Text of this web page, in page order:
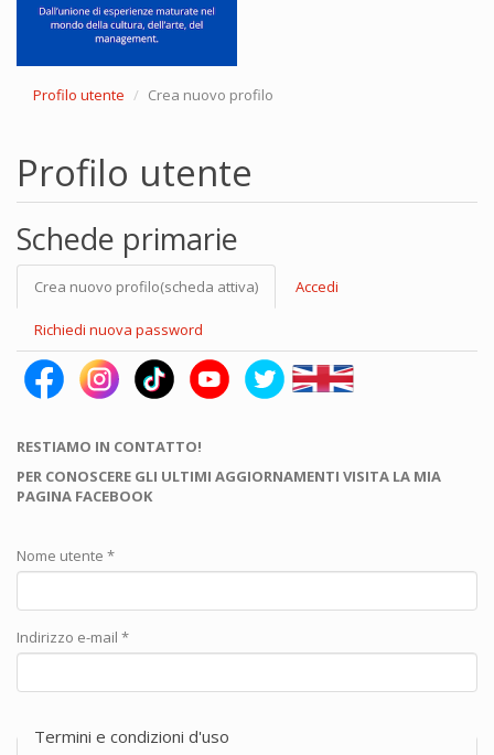
Profilo utente Crea nuovo profilo
Profilo utente
Schede primarie
Crea nuovo profilo(scheda attiva) Accedi
Richiedi nuova password
RESTIAMO IN CONTATTO!
PER CONOSCERE GLI ULTIMI AGGIORNAMENTI VISITA LA MIA
PAGINA FACEBOOK
Nome utente *
Indirizzo e-mail *
Termini e condizioni d'uso